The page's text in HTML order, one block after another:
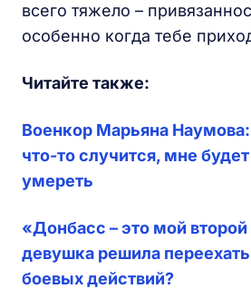
всего тяжело –
особенно когда тебе
Читайте также:
Военкор Марьяна
что-то случится, мне
умереть
«Донбасс – это мой
девушка решила
боевых действий?